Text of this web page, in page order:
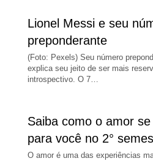
Lionel Messi e seu
preponderante
(Foto: Pexels) Seu número
explica seu jeito de ser mais
introspectivo. O 7…
Saiba como o amor
para você no 2°
O amor é uma das experiências